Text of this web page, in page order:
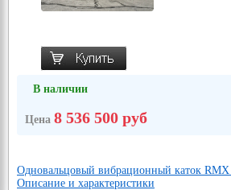
В наличии
Цена 8 536 500 руб
Одновальцовый вибрационный каток
Описание и характеристики